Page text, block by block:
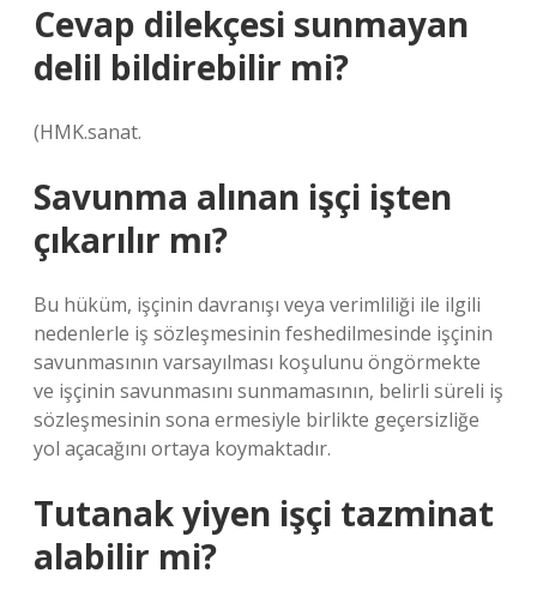
Cevap dilekçesi sunmayan
delil bildirebilir mi?
(HMK.sanat.
Savunma alınan işçi işten
çıkarılır mı?
Bu hüküm, işçinin davranışı veya verimliliği ile ilgili
nedenlerle iş sözleşmesinin feshedilmesinde işçinin
savunmasının varsayılması koşulunu öngörmekte
ve işçinin savunmasını sunmamasının, belirli süreli iş
sözleşmesinin sona ermesiyle birlikte geçersizliğe
yol açacağını ortaya koymaktadır.
Tutanak yiyen işçi tazminat
alabilir mi?